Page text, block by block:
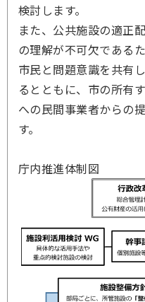
検討します。
また、公共施設の適正
の理解が不可欠である
市民と問題意識を共有
るとともに、市の所有
への民間事業者からの
す。
庁内推進体制図